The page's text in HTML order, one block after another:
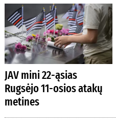
JAV mini 22-ąsias
Rugsėjo 11-osios atakų
metines